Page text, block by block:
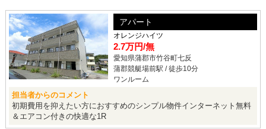
アパート
オレンジハイツ
2.7万円/無
愛知県蒲郡市竹谷町七反
蒲郡競艇場前駅 / 徒歩10分
ワンルーム
担当者からのコメント
初期費用を抑えたい方におすすめのシンプル物件インターネット無料
＆エアコン付きの快適な1R